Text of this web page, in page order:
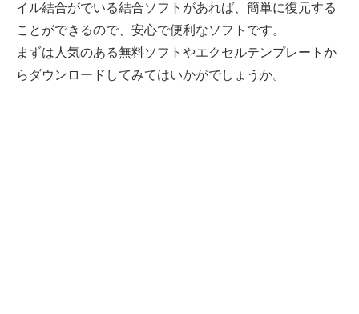
イル結合がでいる結合ソフトがあれば、簡単に復元する
ことができるので、安心で便利なソフトです。
まずは人気のある無料ソフトやエクセルテンプレートか
らダウンロードしてみてはいかがでしょうか。